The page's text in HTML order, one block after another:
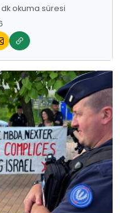
dk okuma süresi